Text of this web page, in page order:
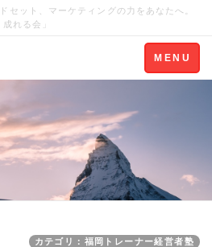
セット、マーケティングの力をあなたへ。
れる会」
Toggle
navigation
MENU
カテゴリ：福岡トレーナー経営者塾